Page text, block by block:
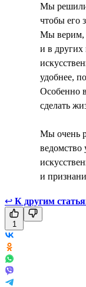
Мы решили
чтобы его
Мы верим,
и в
удобнее,
Особенно
сделать
Мы очень
ведомство
и
↩ К другим
1